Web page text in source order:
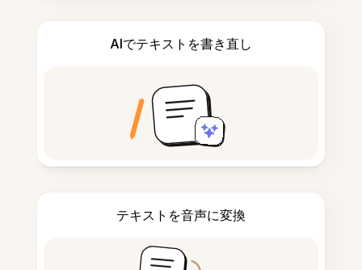
AIでテキストを書き直し
テキストを音声に変換